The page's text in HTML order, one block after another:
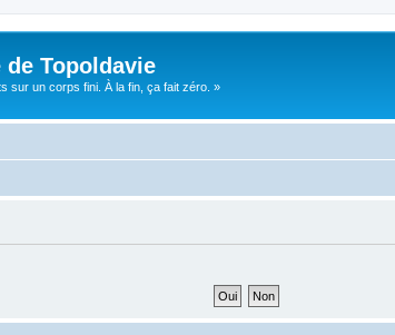
Topoldavie
sur un corps fini. À la fin, ça fait zéro. »